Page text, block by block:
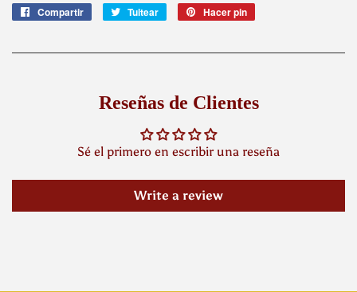
Compartir
CompartirTuitear
Tuitear Hacer pin
Reseñas de Clientes
Sé el primero en escribir una reseña
Write a review